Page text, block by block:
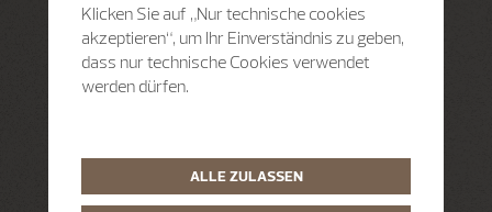
Klicken Sie auf „Nur technische cookies
akzeptieren“, um Ihr Einverständnis zu geben,
dass nur technische Cookies verwendet
werden dürfen.
ALLE ZULASSEN